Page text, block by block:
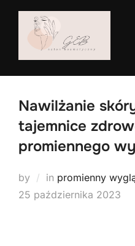
Skip
Nawilżanie
tajemnice
promiennego
by in promienny
25 października 2023